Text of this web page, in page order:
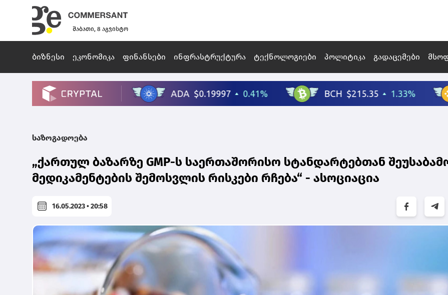
შაბათი, 8 აგვისტო
ბიზნესი ეკონომიკა ფინანსები ინფრასტრუქტურა ტექნოლოგიები პოლიტიკა გადაცემები
საზოგადოება
„ქართულ ბაზარზე GMP-ს საერთაშორისო სტანდარტებთან
მედიკამენტების შემოსვლის რისკები რჩება“ - ასოციაცია
16.05.2023 • 20:58